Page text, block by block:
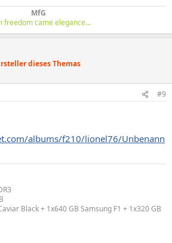
MfG
freedom came elegance...
dieses Themas
#9
albums/f210/lionel76/Unbenann
Black + 1x640 GB Samsung F1 + 1x320 GB